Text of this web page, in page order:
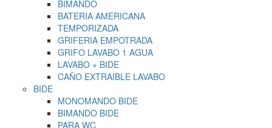
BIMANDO
BATERIA AMERICANA
TEMPORIZADA
GRIFERIA EMPOTRADA
GRIFO LAVABO 1 AGUA
LAVABO + BIDE
CAÑO EXTRAIBLE LAVABO
BIDE
MONOMANDO BIDE
BIMANDO BIDE
PARA WC